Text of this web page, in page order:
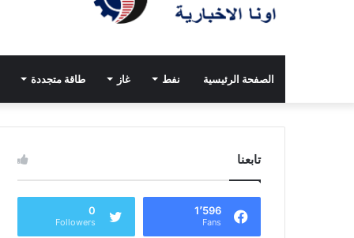
الصفحة الرئيسية نفط غاز طاقة متجددة
تابعنا
1٬596
Fans
0
Followers